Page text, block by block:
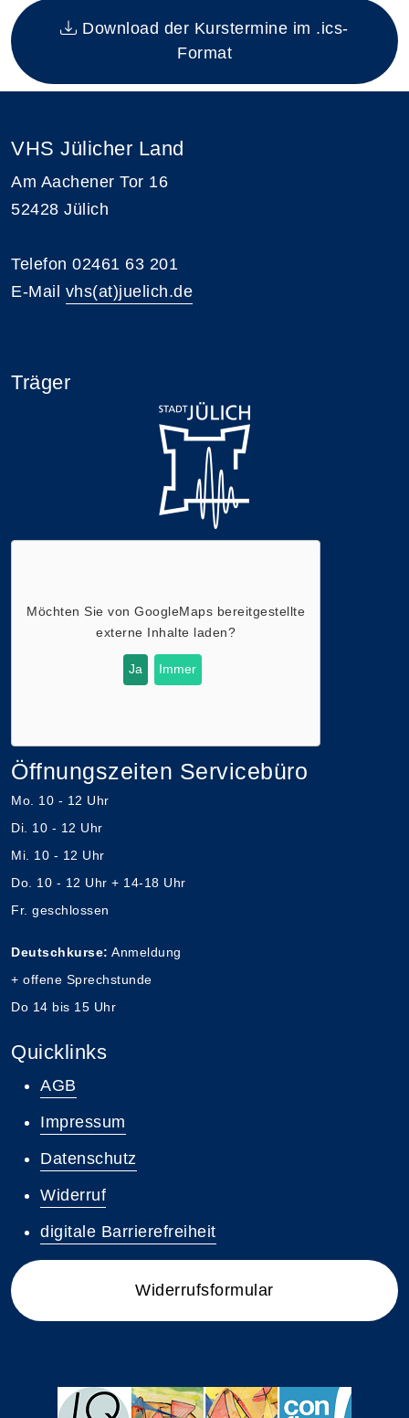
Download der Kurstermine im .ics-
Format
VHS Jülicher Land
Am Aachener Tor 16
52428 Jülich
Telefon 02461 63 201
E-Mail vhs(at)juelich.de
Träger
Möchten Sie vonGoogleMaps bereitgestellte
externe Inhalte laden?
Ja Immer
Öffnungszeiten Servicebüro
Mo. 10 - 12 Uhr
Di. 10 - 12 Uhr
Mi. 10 - 12 Uhr
Do. 10 - 12 Uhr + 14-18 Uhr
Fr. geschlossen
Deutschkurse: Anmeldung
+ offene Sprechstunde
Do 14 bis 15 Uhr
Quicklinks
AGB
Impressum
Datenschutz
Widerruf
digitale Barrierefreiheit
Widerrufsformular